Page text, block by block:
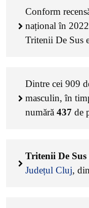
Conform
național în
Tritenii De Sus
Dintre cei 909
masculin, în
numără 437 de
Tritenii De Sus
Județul Cluj, din